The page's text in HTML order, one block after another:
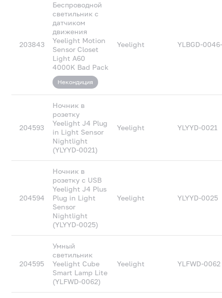
203843
Беспроводной
светильник с
датчиком
движения
Yeelight Motion
Sensor Closet
Light A60
4000K Bad Pack
Некондиция
Yeelight YLBGD-
204593
Ночник в
розетку
Yeelight J4 Plug
in Light Sensor
Nightlight
(YLYYD-0021)
Yeelight YLYYD-0021
204594
Ночник в
розетку с USB
Yeelight J4 Plus
Plug in Light
Sensor
Nightlight
(YLYYD-0025)
Yeelight YLYYD-0025
204595
Умный
светильник
Yeelight Cube
Smart Lamp Lite
(YLFWD-0062)
Yeelight YLFWD-0062